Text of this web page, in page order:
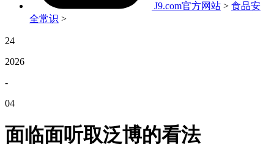
J9.com官方网站 > 食品安
全常识 >
24
2026
-
04
面临面听取泛博的看法